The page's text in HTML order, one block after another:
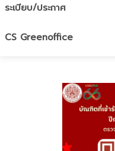
ระเบียบ/ประกาศ
CS Greenoffice